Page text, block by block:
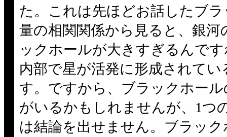
た。これは先ほどお話したブ
量の相関関係から見ると、銀
ックホールが大きすぎるんで
内部で星が活発に形成されて
す。ですから、ブラックホー
がいるかもしれませんが、1つ
は結論を出せません。ブラッ